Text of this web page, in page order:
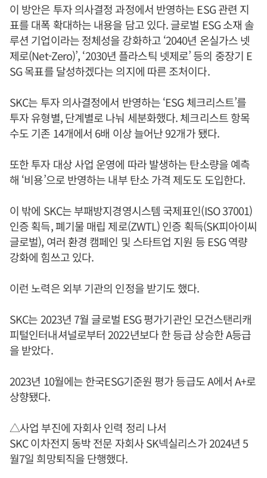
이 방안은 투자 의사결정 과정에서 반영하는 ESG 관련 지
표를 대폭 확대하는 내용을 담고 있다. 글로벌 ESG 소재 솔
루션 기업이라는 정체성을 강화하고 ‘2040년 온실가스 넷
제로(Net-Zero)’, ‘2030년 플라스틱 넷제로’ 등의 중장기 E
SG 목표를 달성하겠다는 의지에 따른 조처이다.
SKC는 투자 의사결정에서 반영하는 ‘ESG 체크리스트’를
투자 유형별, 단계별로 나눠 세분화했다. 체크리스트 항목
수도 기존 14개에서 6배 이상 늘어난 92개가 됐다.
또한 투자 대상 사업 운영에 따라 발생하는 탄소량을 예측
해 ‘비용’으로 반영하는 내부 탄소 가격 제도도 도입한다.
이 밖에 SKC는 부패방지경영시스템 국제표인(ISO 37001)
인증 획득, 폐기물 매립 제로(ZWTL) 인증 획득(SK피아이씨
글로벌), 여러 환경 캠페인 및 스타트업 지원 등 ESG 역량
강화에 힘쓰고 있다.
이런 노력은 외부 기관의 인정을 받기도 했다.
SKC는 2023년 7월 글로벌 ESG 평가기관인 모건스탠리캐
피털인터내셔널로부터 2022년보다 한 등급 상승한 A등급
을 받았다.
2023년 10월에는 한국ESG기준원 평가 등급도 A에서 A+로
상향됐다.
△사업 부진에 자회사 인력 정리 나서
SKC 이차전지 동박 전문 자회사 SK넥실리스가 2024년 5
월7일 희망퇴직을 단행했다.